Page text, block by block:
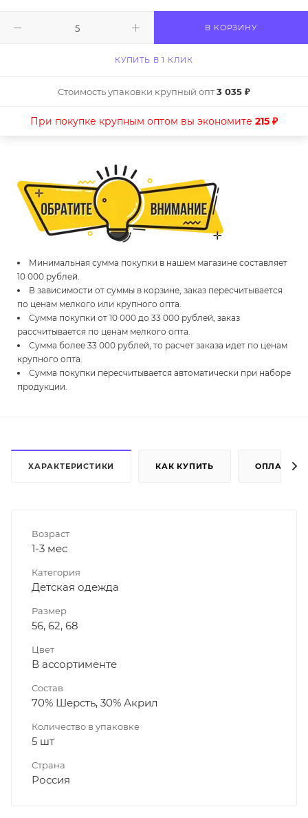
В КОРЗИНУ
КУПИТЬ В 1 КЛИК
Стоимость упаковки крупный опт3 035 ₽
При покупке крупным оптом вы экономите 215 ₽
Минимальная сумма покупки в нашем магазине составляет
10 000 рублей.
В зависимости от суммы в корзине, заказ пересчитывается
по ценам мелкого или крупного опта.
Сумма покупки от 10 000 до 33 000 рублей, заказ
рассчитывается по ценам мелкого опта.
Сумма более 33 000 рублей, то расчет заказа идет по ценам
крупного опта.
Сумма покупки пересчитывается автоматически при наборе
продукции.
ХАРАКТЕРИСТИКИ КАК КУПИТЬ ОПЛАТА
Возраст
1-3 мес
Категория
Детская одежда
Размер
56, 62, 68
Цвет
В ассортименте
Состав
70% Шерсть, 30% Акрил
Количество в упаковке
5 шт
Страна
Россия